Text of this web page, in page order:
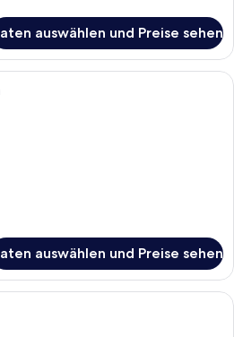
auswählen und Preise sehen
Ein Hotelzimmer mit zwei Betten,
auswählen und Preise sehen
Ein Hotelzimmer mit einem großen